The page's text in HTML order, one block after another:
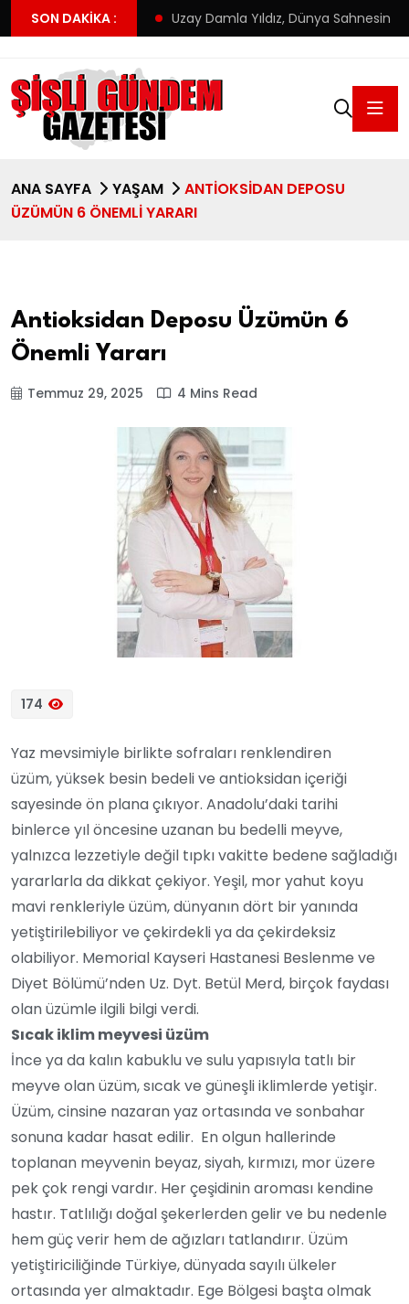
SON DAKIKA :
yeni adresi Uzay Damla Yıldız, Dünya
ANA SAYFA YAŞAM
ANTIOKSIDAN DEPOSU
ÜZÜMÜN 6 ÖNEMLI YARARI
Antioksidan Deposu Üzümün 6
Önemli Yararı
Temmuz 29, 2025 4 Mins Read
174
Yaz mevsimiyle birlikte sofraları renklendiren
üzüm, yüksek besin bedeli ve antioksidan içeriği
sayesinde ön plana çıkıyor. Anadolu’daki tarihi
binlerce yıl öncesine uzanan bu bedelli meyve,
yalnızca lezzetiyle değil tıpkı vakitte bedene sağladığı
yararlarla da dikkat çekiyor. Yeşil, mor yahut koyu
mavi renkleriyle üzüm, dünyanın dört bir yanında
yetiştirilebiliyor ve çekirdekli ya da çekirdeksiz
olabiliyor. Memorial Kayseri Hastanesi Beslenme ve
Diyet Bölümü’nden Uz. Dyt. Betül Merd, birçok faydası
olan üzümle ilgili bilgi verdi.
Sıcak iklim meyvesi üzüm
İnce ya da kalın kabuklu ve sulu yapısıyla tatlı bir
meyve olan üzüm, sıcak ve güneşli iklimlerde yetişir.
Üzüm, cinsine nazaran yaz ortasında ve sonbahar
sonuna kadar hasat edilir. En olgun hallerinde
toplanan meyvenin beyaz, siyah, kırmızı, mor üzere
pek çok rengi vardır. Her çeşidinin aroması kendine
hastır. Tatlılığı doğal şekerlerden gelir ve bu nedenle
hem güç verir hem de ağızları tatlandırır. Üzüm
yetiştiriciliğinde Türkiye, dünyada sayılı ülkeler
ortasında yer almaktadır. Ege Bölgesi başta olmak